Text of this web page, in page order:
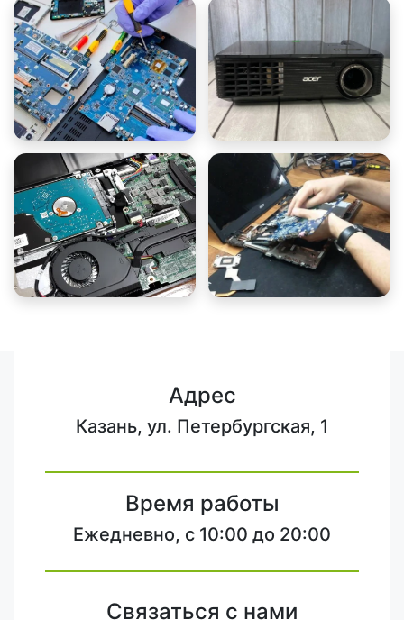
Адрес
Казань, ул. Петербургская, 1
Время работы
Ежедневно, с 10:00 до 20:00
Связаться с нами